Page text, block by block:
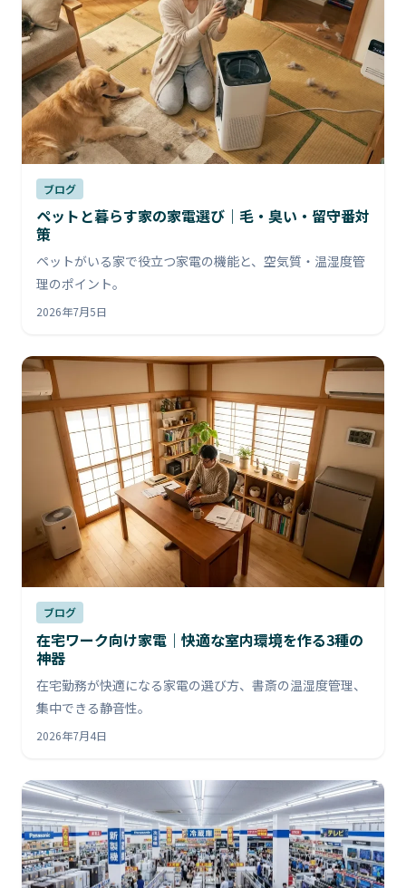
ブログ
ペットと暮らす家の家電選び｜毛・臭い・留守番対
策
ペットがいる家で役立つ家電の機能と、空気質・温湿度管
理のポイント。
2026年7月5日
ブログ
在宅ワーク向け家電｜快適な室内環境を作る3種の
神器
在宅勤務が快適になる家電の選び方、書斎の温湿度管理、
集中できる静音性。
2026年7月4日